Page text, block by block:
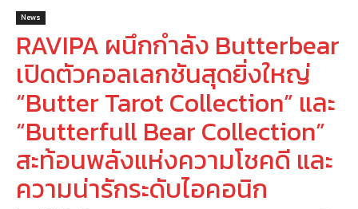
News
RAVIPA ผนึกกำลัง Butterbear
เปิดตัวคอลเลกชันสุดยิ่งใหญ่
“Butter Tarot Collection” และ
“Butterfull Bear Collection”
สะท้อนพลังแห่งความโชคดี และ
ความน่ารักระดับไอคอนิก